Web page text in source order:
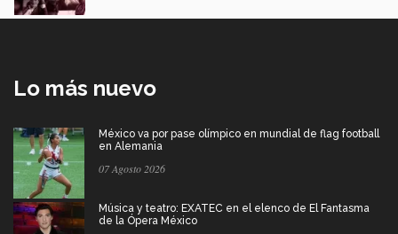
Lo más nuevo
México va por pase olímpico en mundial de flag football
en Alemania
07 Agosto 2026
Música y teatro: EXATEC en el elenco de El Fantasma
de la Ópera México